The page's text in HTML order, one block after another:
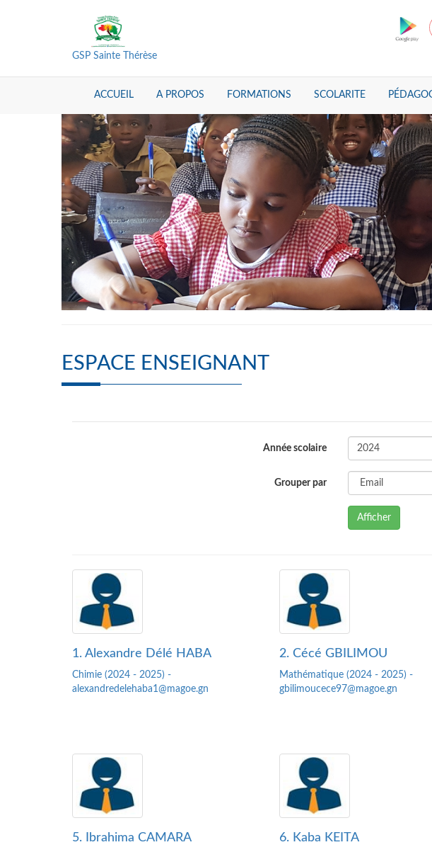
GSP Sainte Thérèse
ACCUEIL A PROPOS FORMATIONS SCOLARITE
ESPACE ENSEIGNANT
Année scolaire
Grouper par
Afficher
1. Alexandre Délé HABA
Chimie (2024 - 2025) -
alexandredelehaba1@magoe.gn
2. Cécé GBILIMOU
Mathématique (2024 - 2025) -
gbilimoucece97@magoe.gn
5. Ibrahima CAMARA 6. Kaba KEITA